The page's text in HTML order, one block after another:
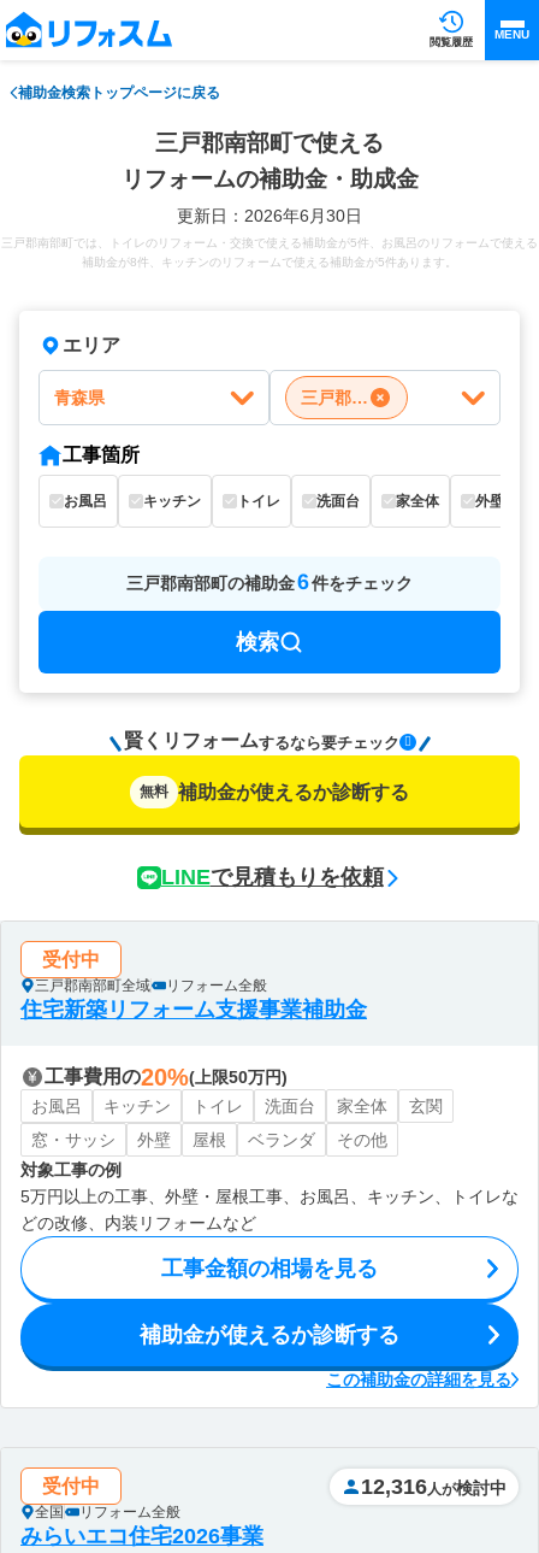
閲覧履歴
MENU
補助金検索トップページに戻る
三戸郡南部町で使える
リフォームの補助金・助成金
更新日：2026年6月30日
三戸郡南部町では、トイレのリフォーム・交換で使える補助金が5件、お風呂のリフォームで使える
補助金が8件、キッチンのリフォームで使える補助金が5件あります。
エリア
青森県 三戸郡南部町
工事箇所
お風呂 キッチン トイレ 洗面台 家全体 外壁
三戸郡南部町の補助金6件をチェック
検索
賢くリフォームするなら要チェック
無料 補助金が使えるか診断する
LINEで見積もりを依頼
受付中
三戸郡南部町全域 リフォーム全般
住宅新築リフォーム支援事業補助金
工事費用の20%(上限50万円)
お風呂
キッチン トイレ 洗面台 家全体
玄関
窓・サッシ
外壁 屋根 ベランダ
その他
対象工事の例
5万円以上の工事、外壁・屋根工事、お風呂、キッチン、トイレな
どの改修、内装リフォームなど
工事金額の相場を見る
補助金が使えるか診断する
この補助金の詳細を見る
受付中
全国 リフォーム全般
12,316 人が検討中
みらいエコ住宅2026事業